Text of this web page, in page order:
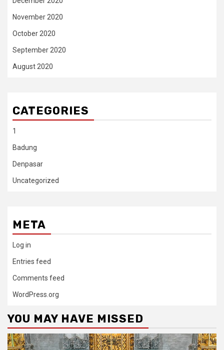
November 2020
October 2020
September 2020
August 2020
CATEGORIES
1
Badung
Denpasar
Uncategorized
META
Log in
Entries feed
Comments feed
WordPress.org
YOU MAY HAVE MISSED